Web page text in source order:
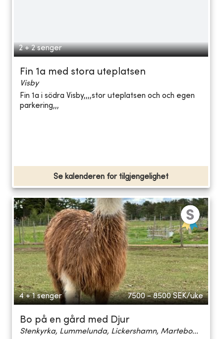
2 + 2 senger
Fin 1a med stora uteplatsen
Visby
Fin 1a i södra Visby,,,,stor uteplatsen och och egen
parkering,,,
Se kalenderen for tilgjengelighet
4 + 1 senger 7500 - 8500 SEK/uke
Bo på en gård med Djur
Stenkyrka, Lummelunda, Lickershamn, Martebo...